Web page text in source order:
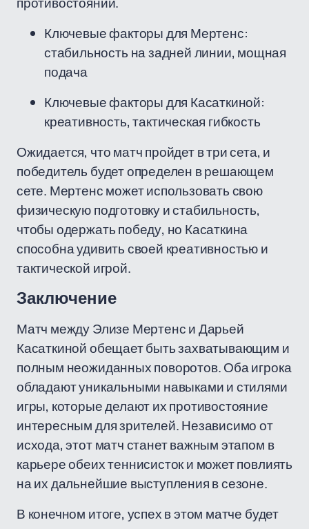
Ключевые факторы для Мертенс:
стабильность на задней линии, мощная
подача
Ключевые факторы для Касаткиной:
креативность, тактическая гибкость
Ожидается, что матч пройдет в три сета, и
победитель будет определен в решающем
сете. Мертенс может использовать свою
физическую подготовку и стабильность,
чтобы одержать победу, но Касаткина
способна удивить своей креативностью и
тактической игрой.
Заключение
Матч между Элизе Мертенс и Дарьей
Касаткиной обещает быть захватывающим и
полным неожиданных поворотов. Оба игрока
обладают уникальными навыками и стилями
игры, которые делают их противостояние
интересным для зрителей. Независимо от
исхода, этот матч станет важным этапом в
карьере обеих теннисисток и может повлиять
на их дальнейшие выступления в сезоне.
В конечном итоге, успех в этом матче будет